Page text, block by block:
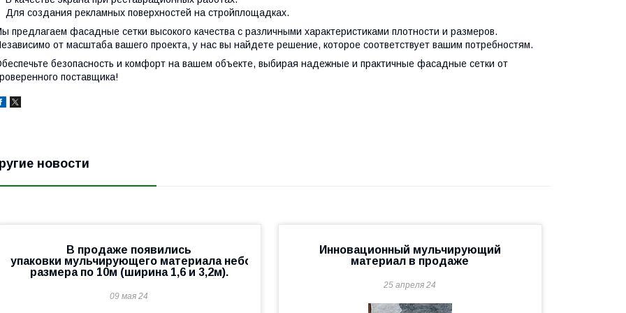
Для создания рекламных поверхностей на стройплощадках.
предлагаем фасадные сетки высокого качества с различными характеристиками плотности и размеров.
от масштаба вашего проекта, у нас вы найдете решение, которое соответствует вашим потребностям.
безопасность и комфорт на вашем объекте, выбирая надежные и практичные фасадные сетки от
поставщика!
новости
В продаже появились
упаковки мульчирующего материала небольшого
размера по 10м (ширина 1,6 и 3,2м).
09 мая 24
Инновационный мульчирующий
материал в продаже
25 апреля 24